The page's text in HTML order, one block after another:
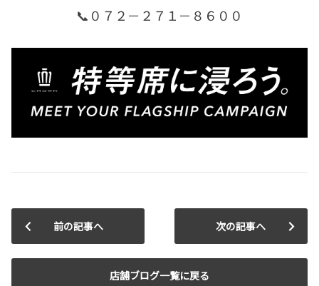
📞０７２－２７１－８６００
前の記事へ
店舗ブログ一覧に戻る
次の記事へ